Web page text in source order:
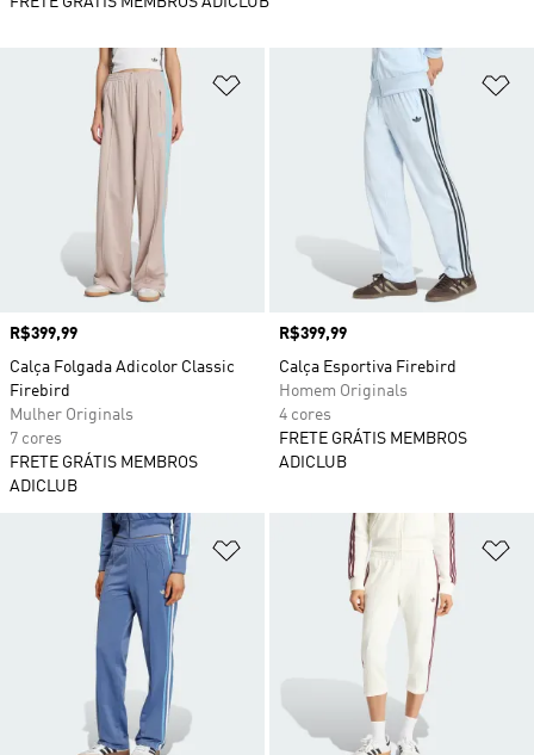
Adicionar à Lista de Desejos
Preço
R$399,99
Calça Folgada Adicolor Classic
Firebird
Mulher Originals
7 cores
FRETE GRÁTIS MEMBROS
ADICLUB
Preço
R$399,99
Calça Esportiva Firebird
Homem Originals
4 cores
FRETE GRÁTIS MEMBROS
ADICLUB
Adicionar à Lista de Desejos